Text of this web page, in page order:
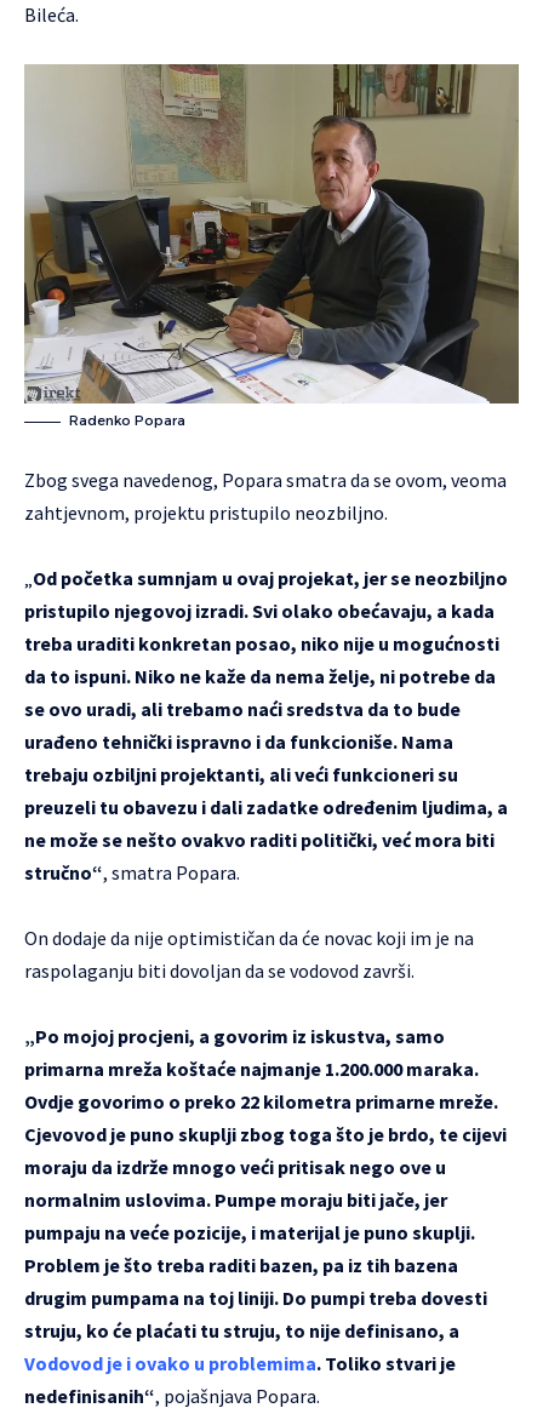
Bileća.
Radenko Popara
Zbog svega navedenog, Popara smatra da se ovom, veoma
zahtjevnom, projektu pristupilo neozbiljno.
Od početka sumnjam u ovaj projekat, jer se neozbiljno
pristupilo njegovoj izradi. Svi olako obećavaju, a kada
treba uraditi konkretan posao, niko nije u mogućnosti
da to ispuni. Niko ne kaže da nema želje, ni potrebe da
se ovo uradi, ali trebamo naći sredstva da to bude
urađeno tehnički ispravno i da funkcioniše. Nama
trebaju ozbiljni projektanti, ali veći funkcioneri su
preuzeli tu obavezu i dali zadatke određenim ljudima, a
ne može se nešto ovakvo raditi politički, već mora biti
stručno“, smatra Popara.
On dodaje da nije optimističan da će novac koji im je na
raspolaganju biti dovoljan da se vodovod završi.
„Po mojoj procjeni, a govorim iz iskustva, samo
primarna mreža koštaće najmanje 1.200.000 maraka.
Ovdje govorimo o preko 22 kilometra primarne mreže.
Cjevovod je puno skuplji zbog toga što je brdo, te cijevi
moraju da izdrže mnogo veći pritisak nego ove u
normalnim uslovima. Pumpe moraju biti jače, jer
pumpaju na veće pozicije, i materijal je puno skuplji.
Problem je što treba raditi bazen, pa iz tih bazena
drugim pumpama na toj liniji. Do pumpi treba dovesti
struju, ko će plaćati tu struju, to nije definisano, a
Vodovod je i ovako u problemima. Toliko stvari je
nedefinisanih“, pojašnjava Popara.